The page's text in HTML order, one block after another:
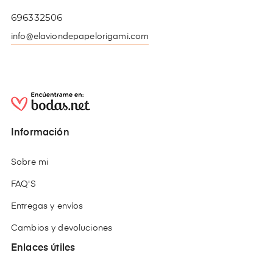
696332506
info@elaviondepapelorigami.com
Información
Sobre mi
FAQ'S
Entregas y envíos
Cambios y devoluciones
Enlaces útiles